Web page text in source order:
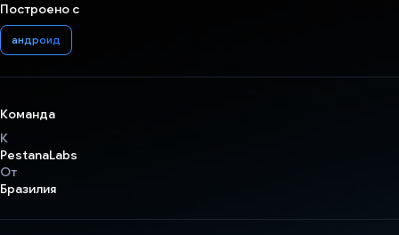
Построено с
андроид
Команда
К
PestanaLabs
От
Бразилия